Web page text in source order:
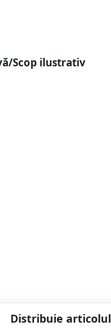
Scop ilustrativ
Distribuie articolul